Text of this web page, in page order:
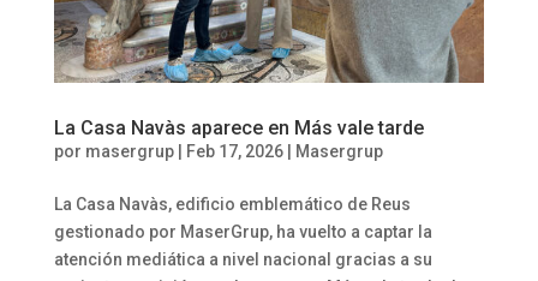
La Casa Navàs aparece en Más vale tarde
por masergrup| Feb 17, 2026| Masergrup
La Casa Navàs, edificio emblemático de Reus
gestionado por MaserGrup, ha vuelto a captar la
atención mediática a nivel nacional gracias a su